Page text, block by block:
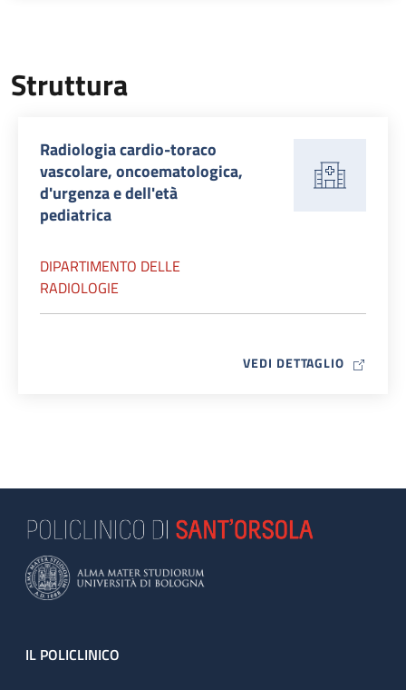
Struttura
Radiologia cardio-toraco
vascolare, oncoematologica,
d'urgenza e dell'età
pediatrica
DIPARTIMENTO DELLE
RADIOLOGIE
VEDI DETTAGLIO MAP ICON
Footer
IL POLICLINICO